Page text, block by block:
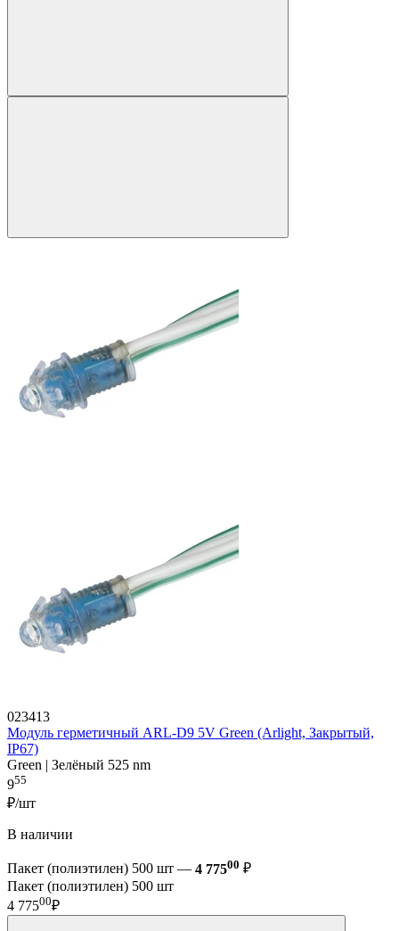
023413
Модуль герметичный ARL-D9 5V Green (Arlight, Закрытый,
IP67)
Green | Зелёный 525 nm
955
₽/шт
В наличии
Пакет (полиэтилен) 500 шт — 4 77500 ₽
Пакет (полиэтилен) 500 шт
4 77500₽